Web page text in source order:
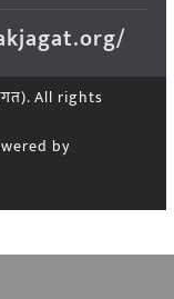
. All rights
by